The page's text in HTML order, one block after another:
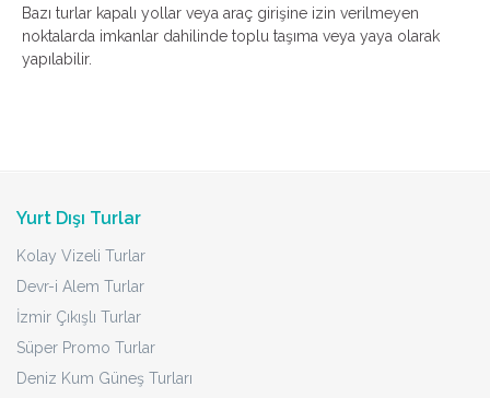
Bazı turlar kapalı yollar veya araç girişine izin verilmeyen
noktalarda imkanlar dahilinde toplu taşıma veya yaya olarak
yapılabilir.
Yurt Dışı Turlar
Kolay Vizeli Turlar
Devr-i Alem Turlar
İzmir Çıkışlı Turlar
Süper Promo Turlar
Deniz Kum Güneş Turları